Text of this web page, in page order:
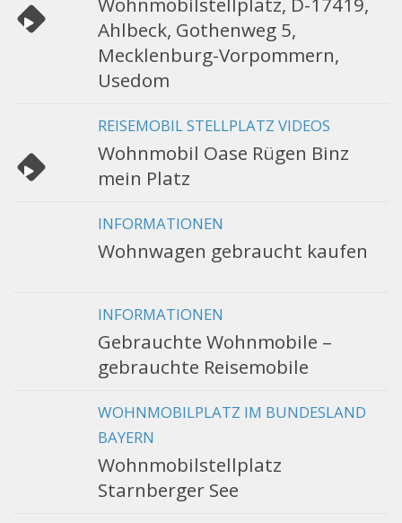
Ahlbeck, Gothenweg 5,
Mecklenburg-Vorpommern,
Usedom
REISEMOBIL STELLPLATZ VIDEOS
Wohnmobil Oase Rügen Binz
mein Platz
INFORMATIONEN
Wohnwagen gebraucht kaufen
INFORMATIONEN
Gebrauchte Wohnmobile –
gebrauchte Reisemobile
WOHNMOBILPLATZ IM BUNDESLAND
BAYERN
Wohnmobilstellplatz
Starnberger See